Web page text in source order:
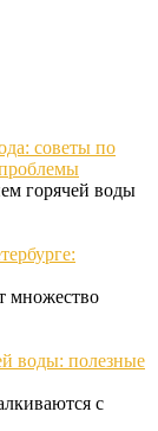
советы по
горячей воды
множество
воды: полезные
с